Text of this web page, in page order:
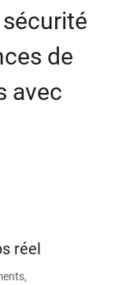
de
avec
réel